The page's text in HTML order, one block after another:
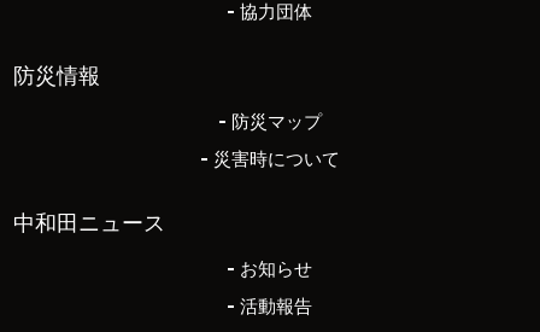
協力団体
防災情報
防災マップ
災害時について
中和田ニュース
お知らせ
活動報告